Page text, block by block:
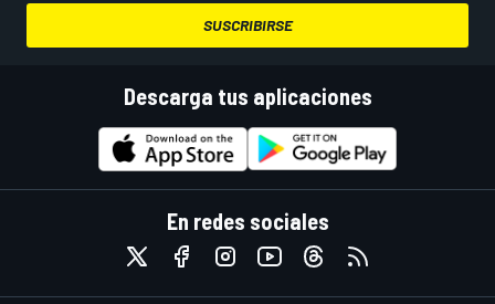
SUSCRIBIRSE
Descarga tus aplicaciones
En redes sociales